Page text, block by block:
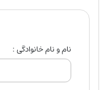
نام و نام خانوادگی :